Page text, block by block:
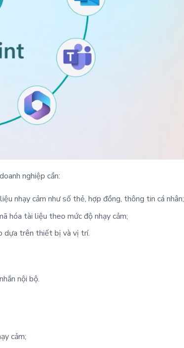
nghiệp cần:
nhạy cảm như số thẻ, hợp đồng, thông tin cá nhân;
hóa tài liệu theo mức độ nhạy cảm;
dựa trên thiết bị và vị trí.
nội bộ.
cảm;